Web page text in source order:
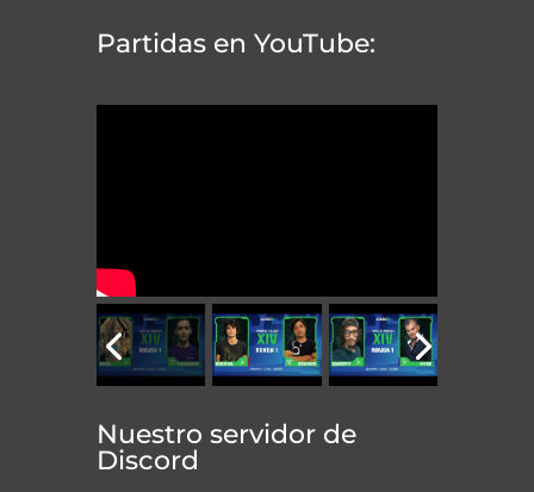
Partidas en YouTube:
Nuestro servidor de
Discord